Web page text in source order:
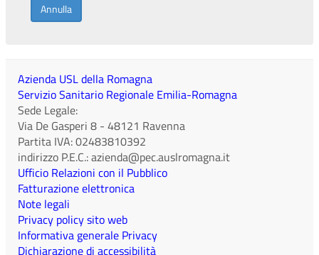
Annulla
Azienda USL della Romagna
Servizio Sanitario Regionale Emilia-Romagna
Sede Legale:
Via De Gasperi 8 - 48121 Ravenna
Partita IVA:02483810392
indirizzo P.E.C.:azienda@pec.auslromagna.it
Ufficio Relazioni con il Pubblico
Fatturazione elettronica
Note legali
Privacy policy sito web
Informativa generale Privacy
Dichiarazione di accessibilità